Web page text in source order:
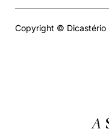
Copyright © Dicastério
A